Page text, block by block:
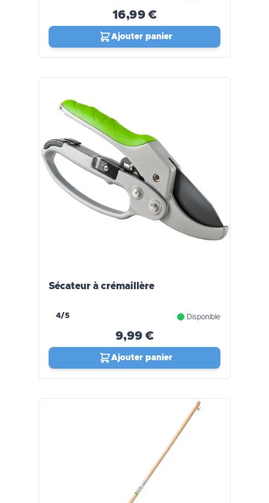
16,99 €
Ajouter panier
Sécateur à crémaillère
4/5 Disponible
9,99 €
Ajouter panier